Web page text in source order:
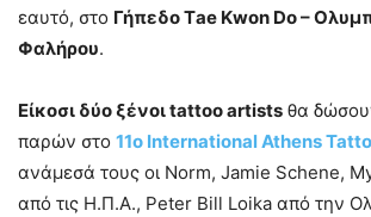
εαυτό, στο Γήπεδο Τae Κwon Do –
Φαλήρου.
Είκοσι δύο ξένοι tattoo artists θα
παρών στο 11o International Athens
ανάμεσά τους οι Norm, Jamie Schene,
από τις Η.Π.Α., Peter Bill Loika από την